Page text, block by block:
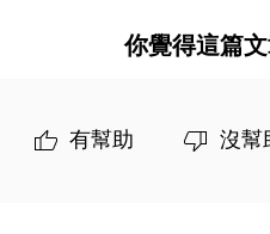
你覺得這篇
有幫助 沒幫